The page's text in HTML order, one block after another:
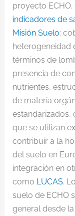
proyecto
indicadores de
Misión Suelo:
heterogeneidad
términos de
presencia de
nutrientes,
de materia
estandarizados,
que se utilizan
contribuir a la
del suelo en
integración en
como LUCAS.
suelo de ECHO
general desde